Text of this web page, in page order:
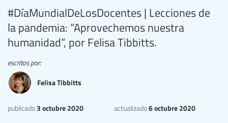
#DíaMundialDeLosDocentes | Lecciones de
la pandemia: “Aprovechemos nuestra
humanidad”, por Felisa Tibbitts.
publicado 3 octubre 2020 actualizado6 octubre 2020
escritos por:
Felisa Tibbitts